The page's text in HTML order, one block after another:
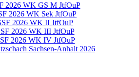
2026 WK GS M JtfOuP
2026 WK Sek JtfOuP
2026 WK II JtfOuP
2026 WK III JtfOuP
2026 WK IV JtfOuP
Sachsen-Anhalt 2026